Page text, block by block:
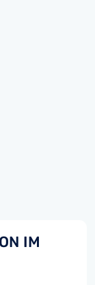
IM